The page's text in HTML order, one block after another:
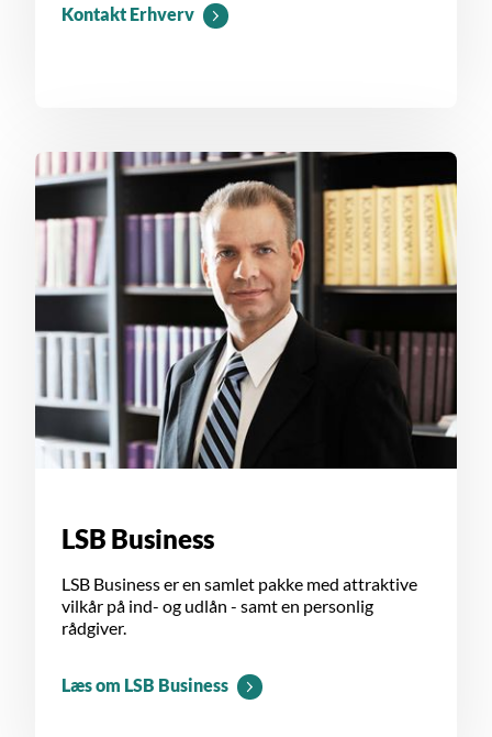
Kontakt Erhverv
LSB Business
LSB Business er en samlet pakke med attraktive
vilkår på ind- og udlån - samt en personlig
rådgiver.
Læs om LSB Business